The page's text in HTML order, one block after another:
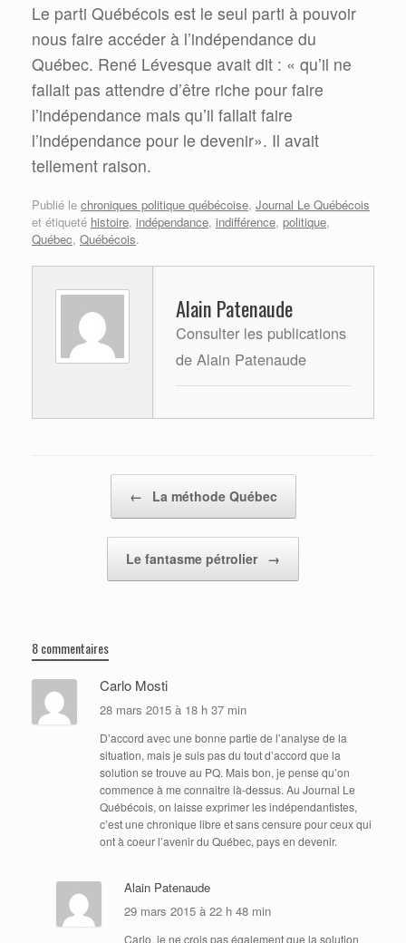
Le parti Québécois est le seul parti à pouvoir
nous faire accéder à l’indépendance du
Québec. René Lévesque avait dit : « qu’il ne
fallait pas attendre d’être riche pour faire
l’indépendance mais qu’il fallait faire
l’indépendance pour le devenir». Il avait
tellement raison.
Publié le chroniques politique québécoise, Journal Le Québécois
et étiqueté histoire, indépendance, indifférence, politique,
Québec, Québécois.
Alain Patenaude
Consulter les publications
de Alain Patenaude
← La méthode Québec
Le fantasme pétrolier →
8 commentaires
Carlo Mosti
28 mars 2015 à 18 h 37 min
D’accord avec une bonne partie de l’analyse de la
situation, mais je suis pas du tout d’accord que la
solution se trouve au PQ. Mais bon, je pense qu’on
commence à me connaitre là-dessus. Au Journal Le
Québécois, on laisse exprimer les indépendantistes,
c’est une chronique libre et sans censure pour ceux qui
ont à coeur l’avenir du Québec, pays en devenir.
Alain Patenaude
29 mars 2015 à 22 h 48 min
Carlo, je ne crois pas également que la solution